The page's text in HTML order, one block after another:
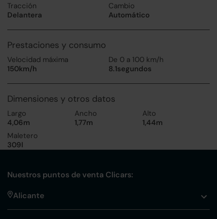
Tracción
Delantera
Cambio
Automático
Prestaciones y consumo
Velocidad máxima
150km/h
De 0 a 100 km/h
8.1segundos
Dimensiones y otros datos
Largo
4,06m
Ancho
1,77m
Alto
1,44m
Maletero
309l
Nuestros puntos de venta Clicars:
Alicante